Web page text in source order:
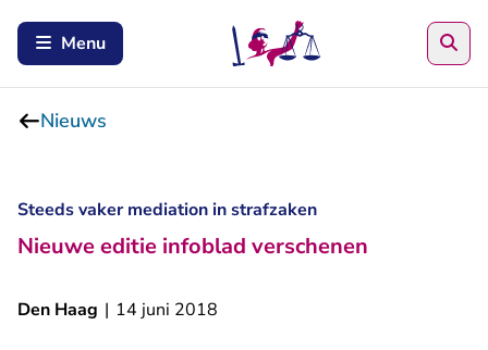
Menu
Nieuws
Steeds vaker mediation in strafzaken
Nieuwe editie infoblad verschenen
Den Haag | 14 juni 2018